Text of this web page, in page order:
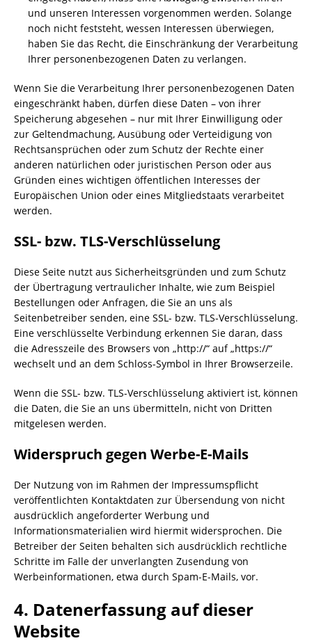
und unseren Interessen vorgenommen werden. Solange
noch nicht feststeht, wessen Interessen überwiegen,
haben Sie das Recht, die Einschränkung der Verarbeitung
Ihrer personenbezogenen Daten zu verlangen.
Wenn Sie die Verarbeitung Ihrer personenbezogenen Daten
eingeschränkt haben, dürfen diese Daten – von ihrer
Speicherung abgesehen – nur mit Ihrer Einwilligung oder
zur Geltendmachung, Ausübung oder Verteidigung von
Rechtsansprüchen oder zum Schutz der Rechte einer
anderen natürlichen oder juristischen Person oder aus
Gründen eines wichtigen öffentlichen Interesses der
Europäischen Union oder eines Mitgliedstaats verarbeitet
werden.
SSL- bzw. TLS-Verschlüsselung
Diese Seite nutzt aus Sicherheitsgründen und zum Schutz
der Übertragung vertraulicher Inhalte, wie zum Beispiel
Bestellungen oder Anfragen, die Sie an uns als
Seitenbetreiber senden, eine SSL- bzw. TLS-Verschlüsselung.
Eine verschlüsselte Verbindung erkennen Sie daran, dass
die Adresszeile des Browsers von „http://“ auf „https://“
wechselt und an dem Schloss-Symbol in Ihrer Browserzeile.
Wenn die SSL- bzw. TLS-Verschlüsselung aktiviert ist, können
die Daten, die Sie an uns übermitteln, nicht von Dritten
mitgelesen werden.
Widerspruch gegen Werbe-E-Mails
Der Nutzung von im Rahmen der Impressumspflicht
veröffentlichten Kontaktdaten zur Übersendung von nicht
ausdrücklich angeforderter Werbung und
Informationsmaterialien wird hiermit widersprochen. Die
Betreiber der Seiten behalten sich ausdrücklich rechtliche
Schritte im Falle der unverlangten Zusendung von
Werbeinformationen, etwa durch Spam-E-Mails, vor.
4. Datenerfassung auf dieser
Website